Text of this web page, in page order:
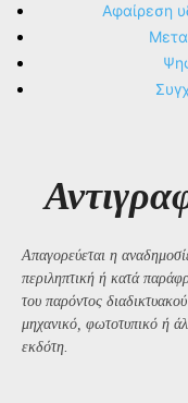
Αφαίρεση
Απαγορεύεται η
περιληπτική ή κατά
του παρόντος
μηχανικό, φωτοτυπικό ή
εκδότη.